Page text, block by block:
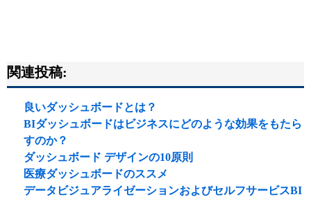
関連投稿:
良いダッシュボードとは？
BIダッシュボードはビジネスにどのような効果をもたら
すのか？
ダッシュボード デザインの10原則
医療ダッシュボードのススメ
データビジュアライゼーションおよびセルフサービスBI